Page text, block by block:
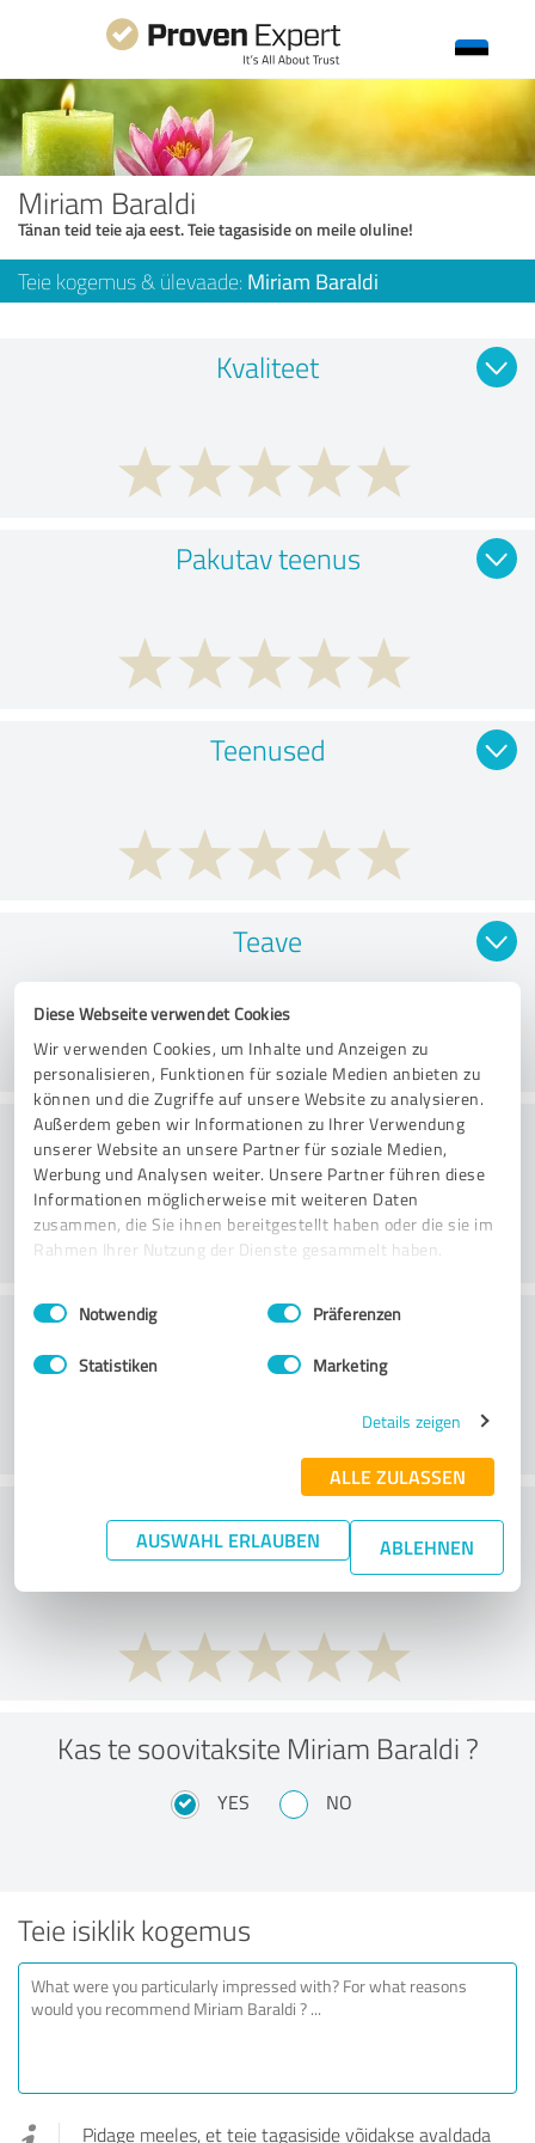
Diese Webseite verwendet Cookies
Wir verwenden Cookies, um Inhalte und Anzeigen zu
personalisieren, Funktionen für soziale Medien anbieten zu
können und die Zugriffe auf unsere Website zu analysieren.
Außerdem geben wir Informationen zu Ihrer Verwendung
unserer Website an unsere Partner für soziale Medien,
Werbung und Analysen weiter. Unsere Partner führen diese
Informationen möglicherweise mit weiteren Daten
zusammen, die Sie ihnen bereitgestellt haben oder die sie im
Rahmen Ihrer Nutzung der Dienste gesammelt haben.
Impressum Datenschutzbestimmungen
Einwilligungsauswahl
Notwendig Präferenzen
Statistiken Marketing
Details zeigen
ALLE ZULASSEN
AUSWAHL ERLAUBEN ABLEHNEN
Miriam Baraldi
Tänan teid teie aja eest. Teie tagasiside on meile oluline!
Teie kogemus & ülevaade: Miriam Baraldi
Kvaliteet
Pakutav teenus
Teenused
Teave
Väärtus
Klienditeenindus
What do you think of the price to
performance ratio?
Kas te soovitaksite Miriam Baraldi ?
YES NO
Teie isiklik kogemus
Pidage meeles, et teie tagasiside võidakse avaldada